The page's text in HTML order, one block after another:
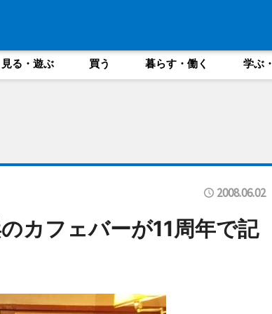
見る・遊ぶ 買う 暮らす・働く 学ぶ
2008.06.02
カフェバーが11周年で記